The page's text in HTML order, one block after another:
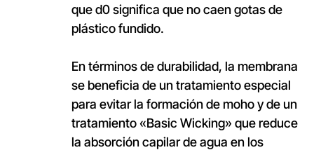
que d0 significa que no caen gotas de
plástico fundido.
En términos de durabilidad, la membrana
se beneficia de un tratamiento especial
para evitar la formación de moho y de un
tratamiento «Basic Wicking» que reduce
la absorción capilar de agua en los